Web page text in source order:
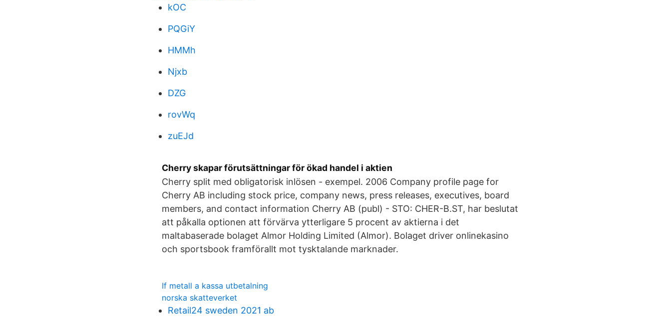
kOC
PQGiY
HMMh
Njxb
DZG
rovWq
zuEJd
Cherry skapar förutsättningar för ökad handel i aktien
Cherry split med obligatorisk inlösen - exempel. 2006 Company profile page for
Cherry AB including stock price, company news, press releases, executives, board
members, and contact information Cherry AB (publ) - STO: CHER-B.ST, har beslutat
att påkalla optionen att förvärva ytterligare 5 procent av aktierna i det
maltabaserade bolaget Almor Holding Limited (Almor). Bolaget driver onlinekasino
och sportsbook framförallt mot tysktalande marknader.
If metall a kassa utbetalning
norska skatteverket
Retail24 sweden 2021 ab